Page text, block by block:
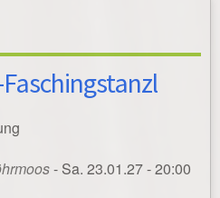
- Sa. 23.01.27 - 20:00